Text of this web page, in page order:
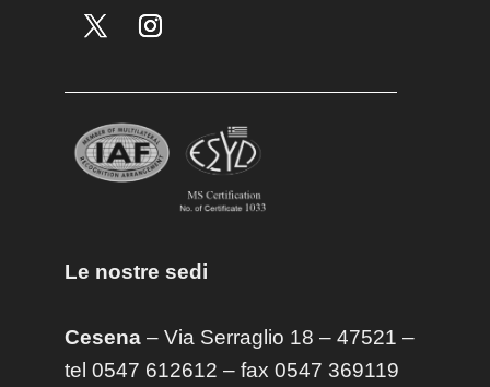
Le nostre sedi
Cesena– Via Serraglio 18 – 47521 –
tel 0547 612612 – fax 0547 369119